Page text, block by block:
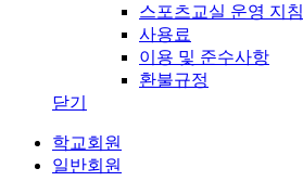
스포츠교실 운영 지침
사용료
이용 및 준수사항
환불규정
닫기
학교회원
일반회원